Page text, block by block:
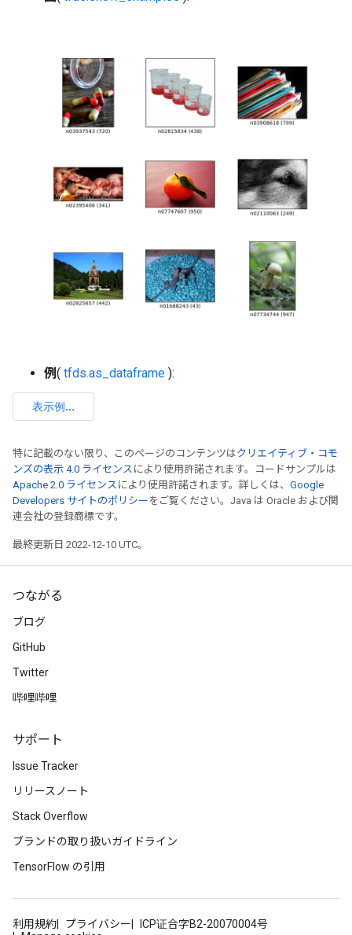
例( tfds.as_dataframe ):
特に記載のない限り、このページのコンテンツはクリエイティブ・コモ
ンズの表示 4.0 ライセンス により使用許諾されます。コードサンプルは
Apache 2.0 ライセンス により使用許諾されます。詳しくは、 Google
Developers サイトのポリシー をご覧ください。Java は Oracle および関
連会社の登録商標です。
最終更新日 2022-12-10 UTC。
つながる
ブログ
GitHub
Twitter
哔哩哔哩
サポート
Issue Tracker
リリースノート
Stack Overflow
ブランドの取り扱いガイドライン
TensorFlow の引用
利用規約 プライバシー
ICP证合字B2-20070004号